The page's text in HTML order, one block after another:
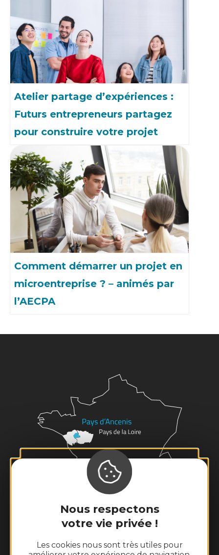
Nous respectons
votre vie privée !
Les cookies nous sont très utiles pour
Atelier partage d’expériences :
Futurs entrepreneurs partagez
pour construire votre projet
Comment démarrer un projet en
microentreprise ? – animés par
l’AECPA